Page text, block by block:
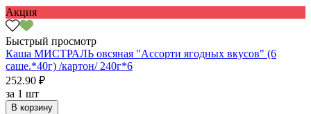
Акция
Быстрый просмотр
Каша МИСТРАЛЬ овсяная "Ассорти ягодных вкусов" (6
саше.*40г) /картон/ 240г*6
252.90 ₽
за 1 шт
В корзину